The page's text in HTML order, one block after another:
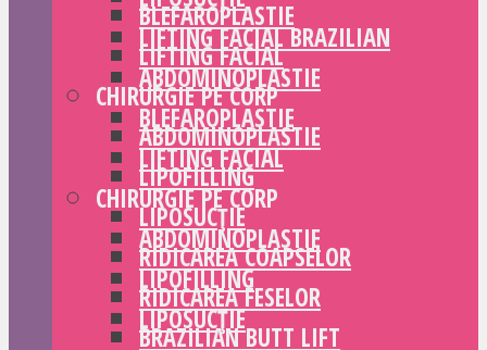
BLEFAROPLASTIE
LIFTING FACIAL
CHIRURGIE PE CORP
ABDOMINOPLASTIE
LIPOFILLING
LIPOSUCȚIE
RIDICAREA COAPSELOR
RIDICAREA FESELOR
BRAZILIAN BUTT LIFT
LIFTING FACIAL BRAZILIAN
ABDOMINOPLASTIE
BLEFAROPLASTIE
LIFTING FACIAL
CHIRURGIE PE CORP
ABDOMINOPLASTIE
LIPOFILLING
LIPOSUCȚIE